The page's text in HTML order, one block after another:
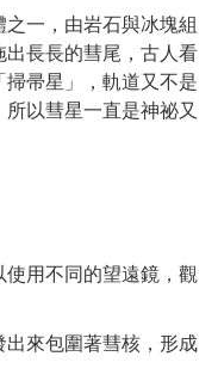
一，由岩石與冰塊組
長長的彗尾，古人看
帚星」，軌道又不是
以彗星一直是神祕又
用不同的望遠鏡，觀
來包圍著彗核，形成